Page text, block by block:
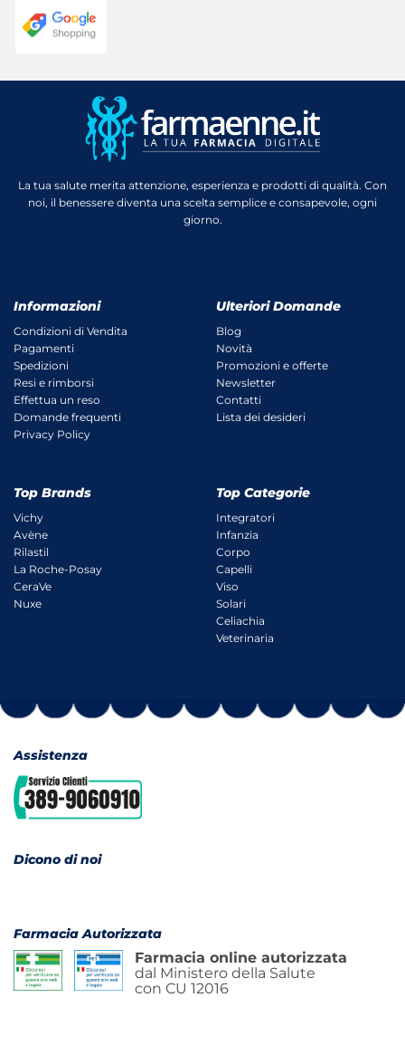
La tua salute merita attenzione, esperienza e prodotti di qualità. Con
noi, il benessere diventa una scelta semplice e consapevole, ogni
giorno.
Informazioni
Condizioni di Vendita
Pagamenti
Spedizioni
Resi e rimborsi
Effettua un reso
Domande frequenti
Privacy Policy
Ulteriori Domande
Blog
Novità
Promozioni e offerte
Newsletter
Contatti
Lista dei desideri
Top Brands
Vichy
Avène
Rilastil
La Roche-Posay
CeraVe
Nuxe
Top Categorie
Integratori
Infanzia
Corpo
Capelli
Viso
Solari
Celiachia
Veterinaria
Assistenza
Dicono di noi
Farmacia Autorizzata
Farmacia online autorizzata
dal Ministero della Salute
con CU 12016